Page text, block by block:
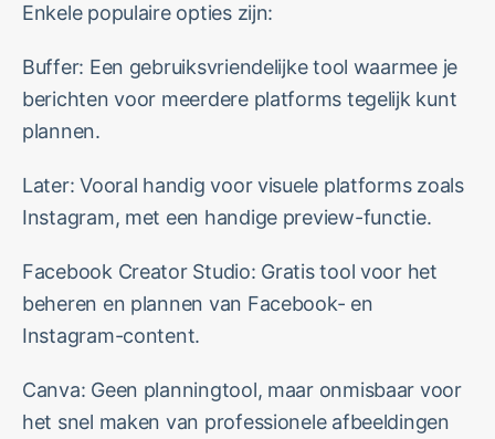
Enkele populaire opties zijn:
Buffer: Een gebruiksvriendelijke tool waarmee je
berichten voor meerdere platforms tegelijk kunt
plannen.
Later: Vooral handig voor visuele platforms zoals
Instagram, met een handige preview-functie.
Facebook Creator Studio: Gratis tool voor het
beheren en plannen van Facebook- en
Instagram-content.
Canva: Geen planningtool, maar onmisbaar voor
het snel maken van professionele afbeeldingen